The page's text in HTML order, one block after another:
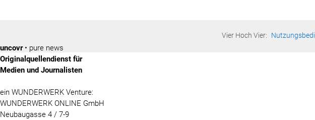
Vier Hoch Vier:
uncovr• pure news
Originalquellendienst für
Medien und Journalisten
ein WUNDERWERK Venture:
WUNDERWERK ONLINE GmbH
Neubaugasse 4 / 7-9